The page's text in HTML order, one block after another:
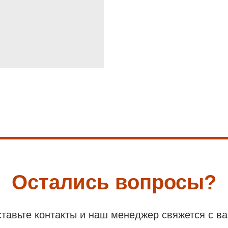
Остались вопросы?
контакты и наш менеджер свяжется с